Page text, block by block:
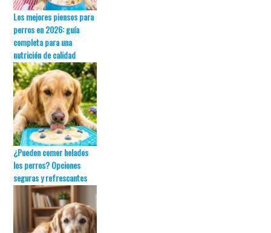
Los mejores piensos para
perros en 2026: guía
completa para una
nutrición de calidad
¿Pueden comer helados
los perros? Opciones
seguras y refrescantes